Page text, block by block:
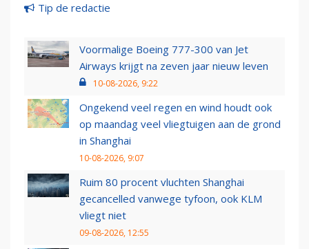
Tip de redactie
Voormalige Boeing 777-300 van Jet
Airways krijgt na zeven jaar nieuw leven
10-08-2026, 9:22
Ongekend veel regen en wind houdt ook
op maandag veel vliegtuigen aan de grond
in Shanghai
10-08-2026, 9:07
Ruim 80 procent vluchten Shanghai
gecancelled vanwege tyfoon, ook KLM
vliegt niet
09-08-2026, 12:55